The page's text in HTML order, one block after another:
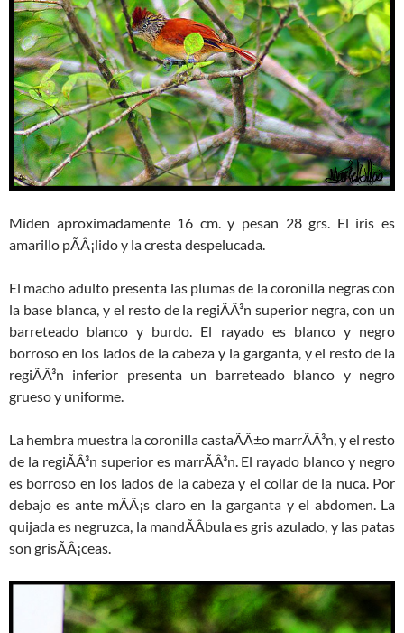
Miden aproximadamente 16 cm. y pesan 28 grs. El iris es
amarillo pÃÂ¡lido y la cresta despelucada.
El macho adulto presenta las plumas de la coronilla negras con
la base blanca, y el resto de la regiÃÂ³n superior negra, con un
barreteado blanco y burdo. El rayado es blanco y negro
borroso en los lados de la cabeza y la garganta, y el resto de la
regiÃÂ³n inferior presenta un barreteado blanco y negro
grueso y uniforme.
La hembra muestra la coronilla castaÃÂ±o marrÃÂ³n, y el resto
de la regiÃÂ³n superior es marrÃÂ³n. El rayado blanco y negro
es borroso en los lados de la cabeza y el collar de la nuca. Por
debajo es ante mÃÂ¡s claro en la garganta y el abdomen. La
quijada es negruzca, la mandÃÂ­bula es gris azulado, y las patas
son grisÃÂ¡ceas.